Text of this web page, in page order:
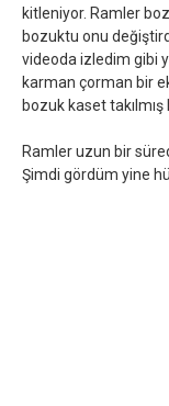
kitleniyor. Ramler
bozuktu onu
videoda izledim gibi
karman çorman bir
bozuk kaset
Ramler uzun bir
Şimdi gördüm yine